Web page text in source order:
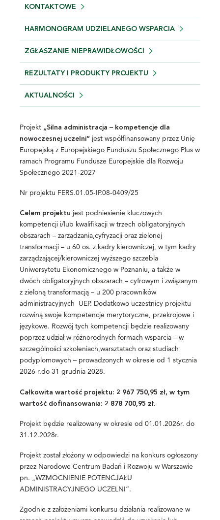
KONTAKTOWE
HARMONOGRAM UDZIELANEGO WSPARCIA
ZGŁASZANIE NIEPRAWIDŁOWOŚCI
REZULTATY I PRODUKTY PROJEKTU
AKTUALNOŚCI
Projekt „Silna administracja – kompetencje dla
nowoczesnej uczelni” jest współfinansowany przez Unię
Europejską z Europejskiego Funduszu Społecznego Plus w
ramach Programu Fundusze Europejskie dla Rozwoju
Społecznego 2021-2027
Nr projektu FERS.01.05-IP.08-0409/25
Celem projektu jest podniesienie kluczowych
kompetencji i/lub kwalifikacji w trzech obligatoryjnych
obszarach – zarządzania,cyfryzacji oraz zielonej
transformacji – u 60 os. z kadry kierowniczej, w tym kadry
zarządzającej/kierowniczej wyższego szczebla
Uniwersytetu Ekonomicznego w Poznaniu, a także w
dwóch obligatoryjnych obszarach – cyfrowym i związanym
z zieloną transformacją – u 200 pracowników
administracyjnych UEP. Dodatkowo uczestnicy projektu
rozwiną swoje kompetencje merytoryczne, przekrojowe i
językowe. Rozwój tych kompetencji będzie realizowany
poprzez udział w różnorodnych formach wsparcia – w
szczególności szkoleniach,warsztatach oraz studiach
podyplomowych – prowadzonych w okresie od 1 stycznia
2026 r.do 31 grudnia 2028.
Całkowita wartość projektu: 2 967 750,95 zł, w tym
wartość dofinansowania: 2 878 700,95 zł.
Projekt będzie realizowany w okresie od 01.01.2026r. do
31.12.2028r.
Projekt został złożony w odpowiedzi na konkurs ogłoszony
przez Narodowe Centrum Badań i Rozwoju w Warszawie
pn. „WZMOCNIENIE POTENCJAŁU
ADMINISTRACYJNEGO UCZELNI”.
Zgodnie z założeniami konkursu działania realizowane w